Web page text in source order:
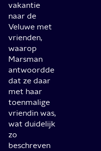
vakantie
naar de
Veluwe met
vrienden,
waarop
Marsman
antwoordde
dat ze daar
met haar
toenmalige
vriendin was,
wat duidelijk
zo
beschreven